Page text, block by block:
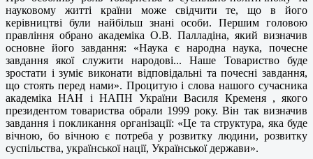
науковому житті країни може свідчити те, що в його
керівництві були найбільш знані особи. Першим головою
правління обрано академіка О.В. Палладіна, який визначив
основне його завдання: «Наука є народна наука, почесне
завдання якої служити народові... Наше Товариство буде
зростати і зуміє виконати відповідальні та почесні завдання,
що стоять перед нами». Процитую і слова нашого сучасника
академіка НАН і НАПН України Василя Кременя , якого
президентом товариства обрали 1999 року. Він так визначив
завдання і покликання організації: «Це та структура, яка буде
вічною, бо вічною є потреба у розвитку людини, розвитку
суспільства, української нації, Української держави».